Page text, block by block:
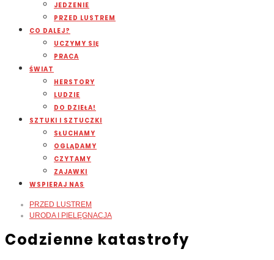
JEDZENIE
PRZED LUSTREM
CO DALEJ?
UCZYMY SIĘ
PRACA
ŚWIAT
HERSTORY
LUDZIE
DO DZIEŁA!
SZTUKI I SZTUCZKI
SŁUCHAMY
OGLĄDAMY
CZYTAMY
ZAJAWKI
WSPIERAJ NAS
PRZED LUSTREM
URODA I PIELĘGNACJA
Codzienne katastrofy